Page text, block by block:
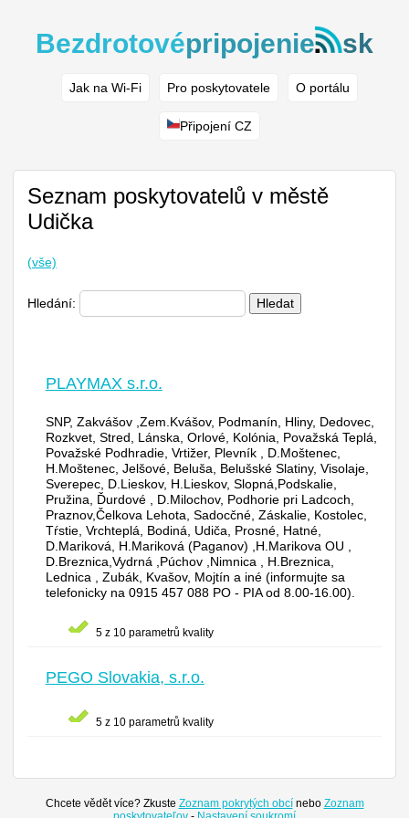
Bezdrotovépripojenie sk
Jak na Wi-Fi Pro poskytovatele O portálu
Připojení CZ
Seznam poskytovatelů v městě
Udička
(vše)
Hledání: Hledat
PLAYMAX s.r.o.
SNP, Zakvášov ,Zem.Kvášov, Podmanín, Hliny, Dedovec,
Rozkvet, Stred, Lánska, Orlové, Kolónia, Považská Teplá,
Považské Podhradie, Vrtižer, Plevník , D.Moštenec,
H.Moštenec, Jelšové, Beluša, Belušské Slatiny, Visolaje,
Sverepec, D.Lieskov, H.Lieskov, Slopná,Podskalie,
Pružina, Ďurdové , D.Milochov, Podhorie pri Ladcoch,
Praznov,Čelkova Lehota, Sadocčné, Záskalie, Kostolec,
Tŕstie, Vrchteplá, Bodiná, Udiča, Prosné, Hatné,
D.Mariková, H.Mariková (Paganov) ,H.Marikova OU ,
D.Breznica,Vydrná ,Púchov ,Nimnica , H.Breznica,
Lednica , Zubák, Kvašov, Mojtín a iné (informujte sa
telefonicky na 0915 457 088 PO - PIA od 8.00-16.00).
5 z 10 parametrů kvality
PEGO Slovakia, s.r.o.
5 z 10 parametrů kvality
Chcete vědět více? Zkuste Zoznam pokrytých obcínebo Zoznam